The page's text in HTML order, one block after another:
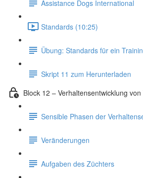
Assistance Dogs International
Standards (10:25)
Übung: Standards für ein
Skript 11 zum Herunterladen
Block 12 – Verhaltensentwicklung von
Sensible Phasen der
Veränderungen
Aufgaben des Züchters